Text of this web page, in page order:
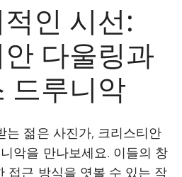
인 시선:
다울링과
드루니악
는 젊은 사진가, 크리스티안
악을 만나보세요. 이들의 창
접근 방식을 엿볼 수 있는 작